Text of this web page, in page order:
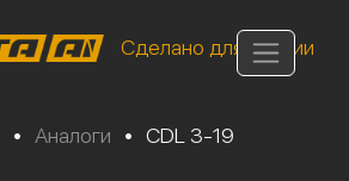
Сделано для России
• Аналоги • CDL 3-19